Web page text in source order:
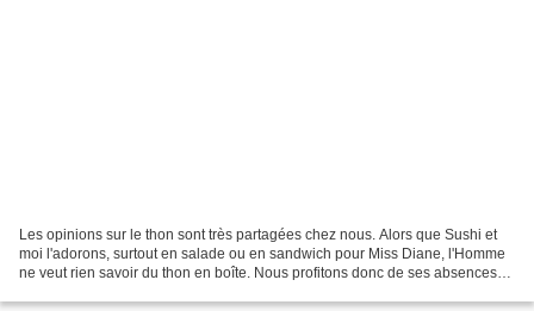
Les opinions sur le thon sont très partagées chez nous. Alors que Sushi et
moi l'adorons, surtout en salade ou en sandwich pour Miss Diane, l'Homme
ne veut rien savoir du thon en boîte. Nous profitons donc de ses absences